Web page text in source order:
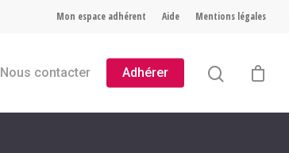
Mon espace adhérent Aide Mentions légales
Nous contacter Adhérer